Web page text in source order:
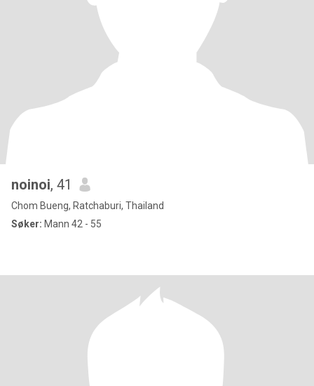
noinoi, 41
Chom Bueng, Ratchaburi, Thailand
Søker: Mann 42 - 55